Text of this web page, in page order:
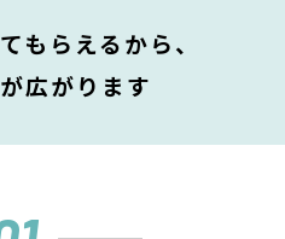
もらえるから、
広がります